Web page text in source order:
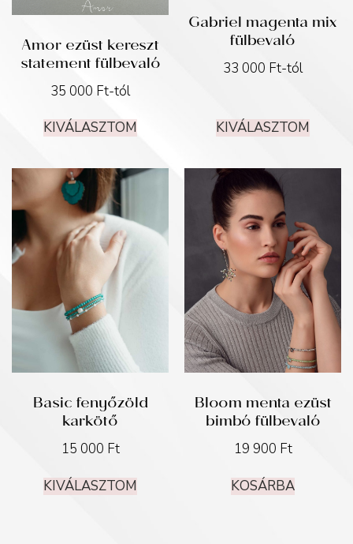
Amor ezüst kereszt
statement fülbevaló
35 000 Ft-tól
KIVÁLASZTOM
Gabriel magenta mix
fülbevaló
33 000 Ft-tól
KIVÁLASZTOM
Basic fenyőzöld
karkötő
15 000 Ft
KIVÁLASZTOM
Bloom menta ezüst
bimbó fülbevaló
19 900 Ft
KOSÁRBA